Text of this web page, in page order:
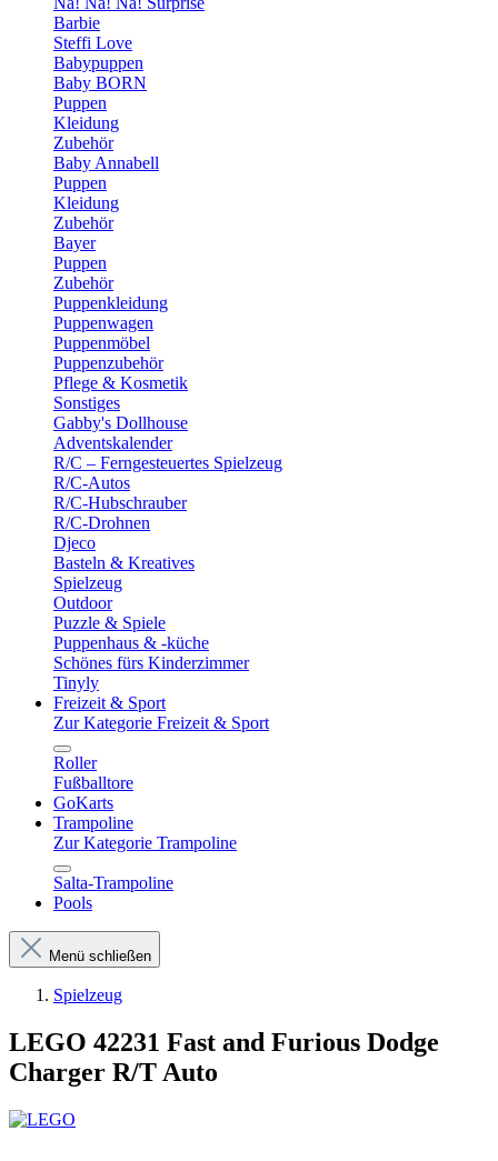
Barbie
Steffi Love
Babypuppen
Baby BORN
Puppen
Kleidung
Zubehör
Baby Annabell
Puppen
Kleidung
Zubehör
Bayer
Puppen
Zubehör
Puppenkleidung
Puppenwagen
Puppenmöbel
Puppenzubehör
Pflege & Kosmetik
Sonstiges
Gabby's Dollhouse
Adventskalender
R/C – Ferngesteuertes Spielzeug
R/C-Autos
R/C-Hubschrauber
R/C-Drohnen
Djeco
Basteln & Kreatives
Spielzeug
Outdoor
Puzzle & Spiele
Puppenhaus & -küche
Schönes fürs Kinderzimmer
Tinyly
Freizeit & Sport
Zur Kategorie Freizeit & Sport
Roller
Fußballtore
GoKarts
Trampoline
Zur Kategorie Trampoline
Salta-Trampoline
Pools
Menü schließen
Spielzeug
LEGO 42231 Fast and Furious Dodge
Charger R/T Auto